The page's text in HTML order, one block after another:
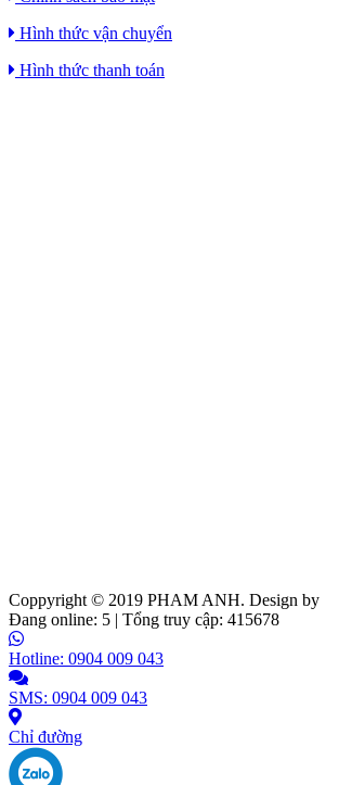
Hình thức vận chuyển
Hình thức thanh toán
Coppyright © 2019 PHAM ANH. Design by
Đang online: 5 | Tổng truy cập: 415678
Hotline: 0904 009 043
SMS: 0904 009 043
Chỉ đường